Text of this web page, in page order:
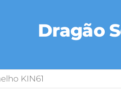
Dragão
KIN61